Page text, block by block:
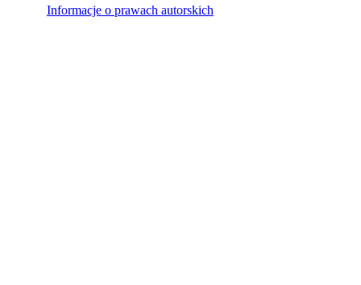
Informacje o prawach autorskich